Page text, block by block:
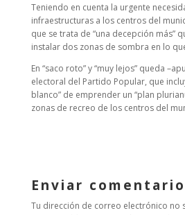
Teniendo en cuenta la urgente
infraestructuras a los centros del
que se trata de “una decepción más”
instalar dos zonas de sombra en lo
En “saco roto” y “muy lejos” queda
electoral del Partido Popular, que
blanco” de emprender un “plan
zonas de recreo de los centros del
Enviar comentario
Tu dirección de correo electrónico no